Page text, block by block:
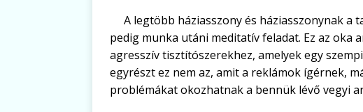
A legtöbb háziasszony és háziasszonynak a
pedig munka utáni meditatív feladat. Ez az oka
agresszív tisztítószerekhez, amelyek egy
egyrészt ez nem az, amit a reklámok ígérnek,
problémákat okozhatnak a bennük lévő vegyi